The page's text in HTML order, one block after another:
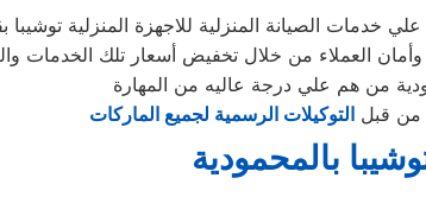
الصيانة المنزلية للاجهزة المنزلية توشيبا
من قبل التوكيلات الرسمية لجميع الماركات
بالمحمودية